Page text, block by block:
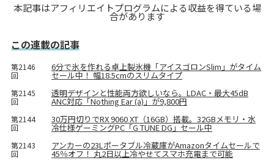
本記事はアフィリエイトプログラムによる収益を得ている場
合があります
この連載の記事
第2146
回
6分で氷を作れる卓上製氷機「アイスゴロンSlim」がタイム
セール中！ 幅18.5cmのスリムタイプ
第2145
回
透明デザインと性能両方欲しいなら。LDAC・最大45dB
ANC対応「Nothing Ear (a)」が9,800円
第2144
回
30万円切りでRX 9060 XT（16GB）搭載。32GBメモリ・水
冷仕様ゲーミングPC「G TUNE DG」セール中
第2143
回
アンカーの23Lポータブル冷蔵庫がAmazonタイムセールで
45％オフ！ 丸2日以上冷やせてスマホ充電まで可能